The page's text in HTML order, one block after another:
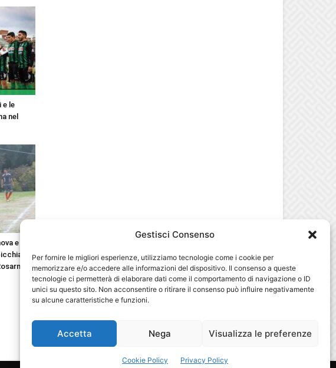
Gestisci Consenso
Per fornire le migliori esperienze, utilizziamo tecnologie come i cookie per
memorizzare e/o accedere alle informazioni del dispositivo. Il consenso a queste
tecnologie ci permetterà di elaborare dati come il comportamento di navigazione o ID
unici su questo sito. Non acconsentire o ritirare il consenso può influire negativamente
su alcune caratteristiche e funzioni.
Accetta Nega Visualizza le preferenze
Cookie Policy Privacy Policy
e le
nel
e